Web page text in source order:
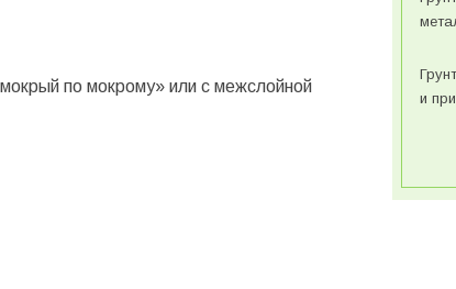
по мокрому» или с межслойной
и